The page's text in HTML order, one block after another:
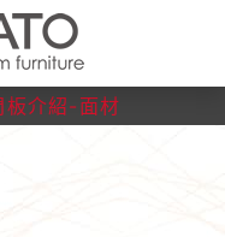
板介紹-面材